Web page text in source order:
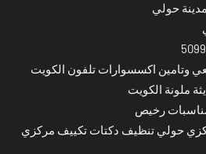
حولي
وتامين اكسسوارات تلفون الكويت
ملونة الكويت
رخيص
حولي تنظيف دكتات تكييف مركزي